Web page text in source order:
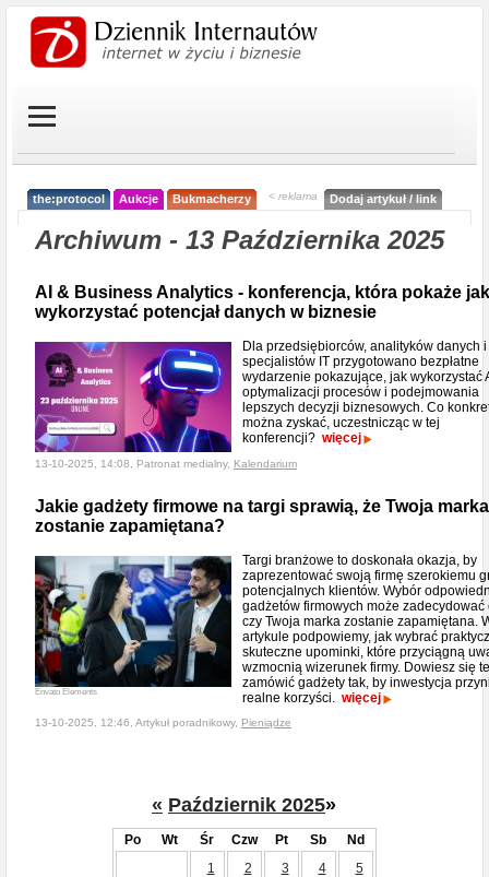
the:protocol Aukcje Bukmacherzy < reklama Dodaj artykuł / link
Archiwum - 13 Października 2025
AI & Business Analytics - konferencja, która pokaże jak
wykorzystać potencjał danych w biznesie
Dla przedsiębiorców, analityków danych i
specjalistów IT przygotowano bezpłatne
wydarzenie pokazujące, jak wykorzystać
optymalizacji procesów i podejmowania
lepszych decyzji biznesowych. Co
można zyskać, uczestnicząc w tej
konferencji? więcej
13-10-2025, 14:08, Patronat medialny, Kalendarium
Jakie gadżety firmowe na targi sprawią, że Twoja marka
zostanie zapamiętana?
Envato Elements
Targi branżowe to doskonała okazja, by
zaprezentować swoją firmę szerokiemu
potencjalnych klientów. Wybór
gadżetów firmowych może zadecydować
czy Twoja marka zostanie zapamiętana.
artykule podpowiemy, jak wybrać
skuteczne upominki, które przyciągną
wzmocnią wizerunek firmy. Dowiesz się
zamówić gadżety tak, by inwestycja
realne korzyści. więcej
13-10-2025, 12:46, Artykuł poradnikowy, Pieniądze
« Październik 2025»
Po Wt Śr Czw Pt Sb
Nd
1
2 3 4 5